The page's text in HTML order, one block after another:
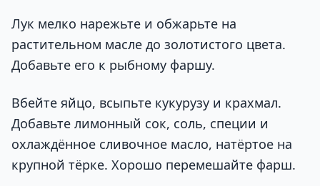
Лук мелко нарежьте и обжарьте на
растительном масле до золотистого цвета.
Добавьте его к рыбному фаршу.
Вбейте яйцо, всыпьте кукурузу и крахмал.
Добавьте лимонный сок, соль, специи и
охлаждённое сливочное масло, натёртое на
крупной тёрке. Хорошо перемешайте фарш.